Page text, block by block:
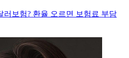
러보험? 환율 오르면 보험료 부담